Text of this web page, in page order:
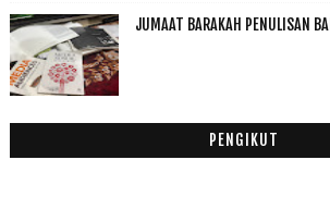
Tips Minum Sunnah Rasulullah SAW
Rasulullah SAW Ketawa Sehingga Menangis
Yahudi Yang Merindui Rasulullah SAW
30 Kelebihan Selawat Ke Atas Nabi
JUMAAT BARAKAH PENULISAN
PENGIKUT